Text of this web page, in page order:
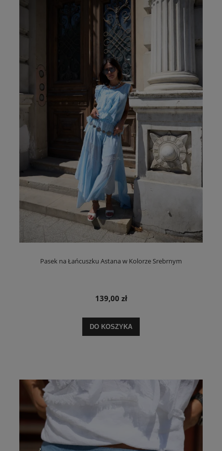
Pasek na Łańcuszku Astana w Kolorze Srebrnym
139,00 zł
DO KOSZYKA